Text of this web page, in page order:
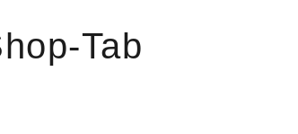
Tab